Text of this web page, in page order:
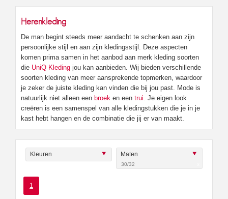
Herenkleding
De man begint steeds meer aandacht te schenken aan zijn
persoonlijke stijl en aan zijn kledingsstijl. Deze aspecten
komen prima samen in het aanbod aan merk kleding soorten
die UniQ Kleding jou kan aanbieden. Wij bieden verschillende
soorten kleding van meer aansprekende topmerken, waardoor
je zeker de juiste kleding kan vinden die bij jou past. Mode is
natuurlijk niet alleen een broek en een trui . Je eigen look
creëren is een samenspel van alle kledingstukken die je in je
kast hebt hangen en de combinatie die jij er van maakt.
Kleuren Maten
30/32
1